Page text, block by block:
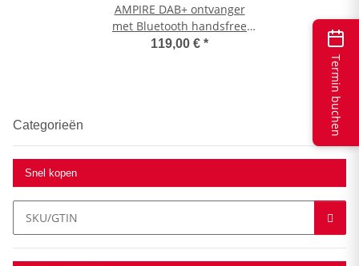
AMPIRE DAB+ ontvanger
met Bluetooth handsfree
systeem inclusief DAB+
119,00 € *
Categorieën
Snel kopen
Termin buchen